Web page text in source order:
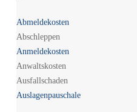
Abmeldekosten
Abschleppen
Anmeldekosten
Anwaltskosten
Ausfallschaden
Auslagenpauschale